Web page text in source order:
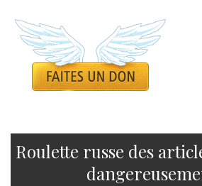
Roulette russe des